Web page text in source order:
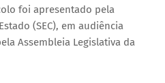
foi apresentado pela
(SEC), em audiência
Assembleia Legislativa da